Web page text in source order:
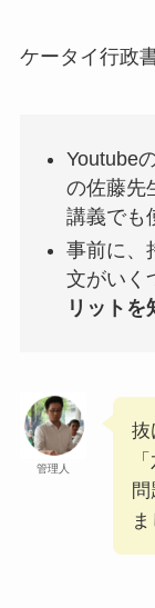
ケータイ行政
Youtube
の佐藤先
講義でも
事前に、
文がいく
リットを
管理人
抜
ま